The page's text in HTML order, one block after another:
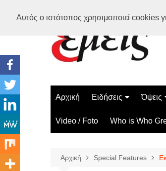
Αυτός ο ιστότοπος χρησιμοποιεί cookies
Αρχική Ειδήσεις
Ελλάδα
Διεθνή
Όψεις
Video / Foto Who is Who
Αρχική Special Features